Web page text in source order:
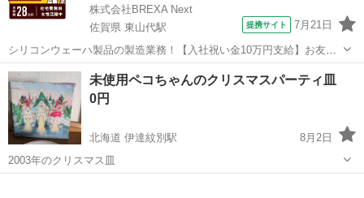
株式会社BREXA Next
佐賀県 東山代駅
提携サイト 7月21日
シリコンウェーハ製品の製造業務！【入社祝い金10万円支給】お友達
やカップルとの応募OK◎年間休日129日＆休出なしでプライベート充
実♪業務はクリーンルームで快適作業◎自社正社員登用制度あり★1食
300円～の格安食堂あり！《佐...
佐賀 伊万里市 東山代駅
未使用ペコちゃんのクリスマスパーティ皿
0円
北海道 伊達紋別駅
8月2日
2003年のクリスマス皿